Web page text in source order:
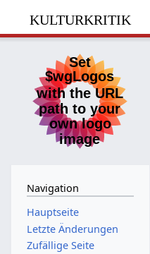
kulturkritik
Navigation
Hauptseite
Letzte Änderungen
Zufällige Seite